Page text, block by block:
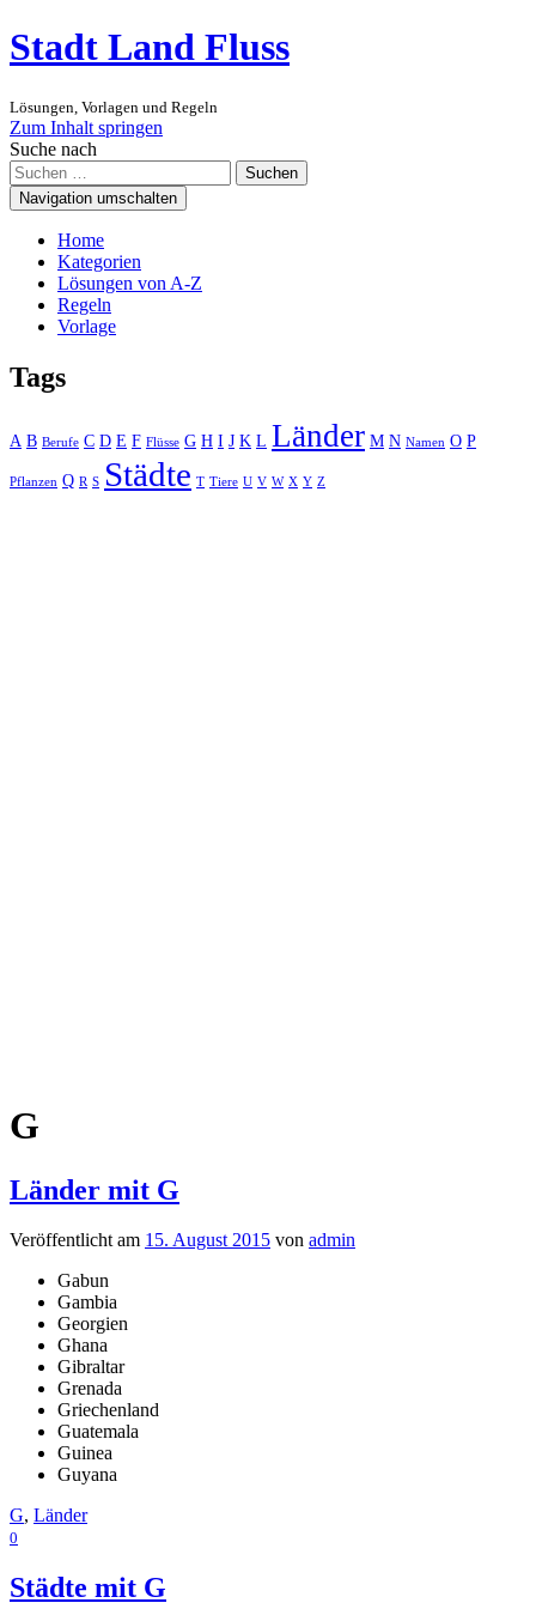
Stadt Land Fluss
Lösungen, Vorlagen und Regeln
Zum Inhalt springen
Suche nach
Suchen
Navigation umschalten
Home
Kategorien
Lösungen von A-Z
Regeln
Vorlage
Tags
A B Berufe C D E F Flüsse G H I J K L Länder M N Namen O P
Pflanzen Q R S Städte T Tiere U V W X Y Z
G
Länder mit G
Veröffentlicht am 15. August 2015 von admin
Gabun
Gambia
Georgien
Ghana
Gibraltar
Grenada
Griechenland
Guatemala
Guinea
Guyana
G, Länder
0
Städte mit G